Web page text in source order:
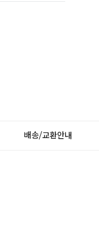
배송/교환안내